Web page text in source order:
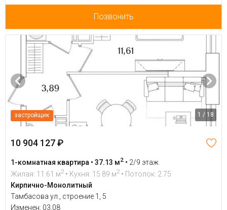
Позвонить
застройщик 1 / 18
10 904 127 ₽
1-комнатная квартира • 37.13 м2 • 2/9 этаж
Жилая: 11.61 м2 • Кухня: 15.89 м2 • Потолок: 2.75
Кирпично-Монолитный
Тамбасова ул., строение 1, 5
Изменен: 03.08